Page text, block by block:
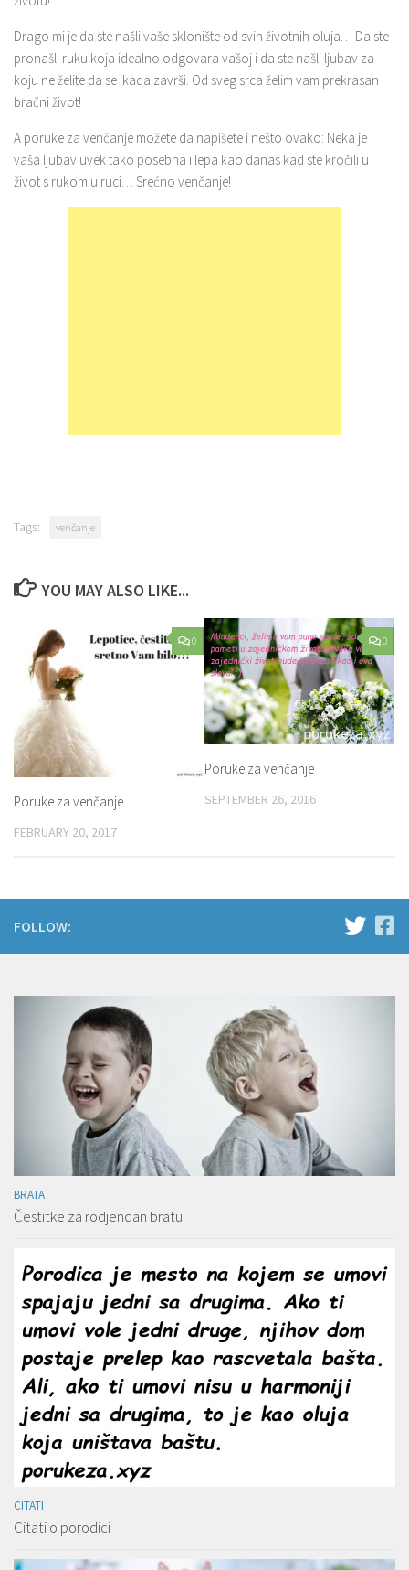
Drago mi je da ste našli vaše sklonište od svih životnih oluja… Da ste
pronašli ruku koja idealno odgovara vašoj i da ste našli ljubav za
koju ne želite da se ikada završi. Od sveg srca želim vam prekrasan
bračni život!
A poruke za venčanje možete da napišete i nešto ovako: Neka je
vaša ljubav uvek tako posebna i lepa kao danas kad ste kročili u
život s rukom u ruci… Srećno venčanje!
Tags: venčanje
YOU MAY ALSO LIKE...
0
Poruke za venčanje
FEBRUARY 20, 2017
0
Poruke za venčanje
SEPTEMBER 26, 2016
FOLLOW:
BRATA
Čestitke za rodjendan bratu
CITATI
Citati o porodici